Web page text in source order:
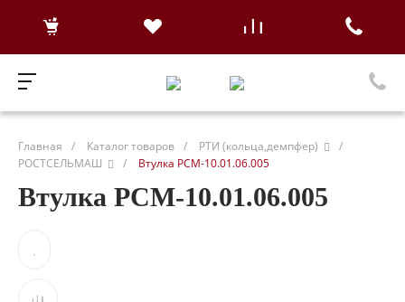
Главная / Каталог товаров / РТИ (кольца,демпфер)
/
РОСТСЕЛЬМАШ
/ Втулка РСМ-10.01.06.005
Втулка РСМ-10.01.06.005